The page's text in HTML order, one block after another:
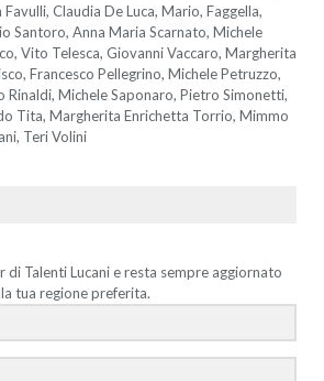
Claudia De Luca, Mario, Faggella,
Santoro, Anna Maria Scarnato, Michele
Vito Telesca, Giovanni Vaccaro, Margherita
Francesco Pellegrino, Michele Petruzzo,
Rinaldi, Michele Saponaro, Pietro Simonetti,
Tita, Margherita Enrichetta Torrio, Mimmo
Teri Volini
di Talenti Lucani e resta sempre aggiornato
tua regione preferita.